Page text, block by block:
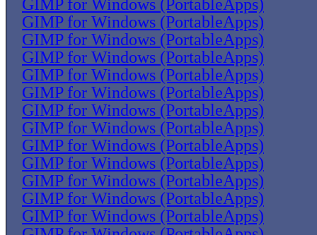
GIMP for Windows (PortableApps)
GIMP for Windows (PortableApps)
GIMP for Windows (PortableApps)
GIMP for Windows (PortableApps)
GIMP for Windows (PortableApps)
GIMP for Windows (PortableApps)
GIMP for Windows (PortableApps)
GIMP for Windows (PortableApps)
GIMP for Windows (PortableApps)
GIMP for Windows (PortableApps)
GIMP for Windows (PortableApps)
GIMP for Windows (PortableApps)
GIMP for Windows (PortableApps)